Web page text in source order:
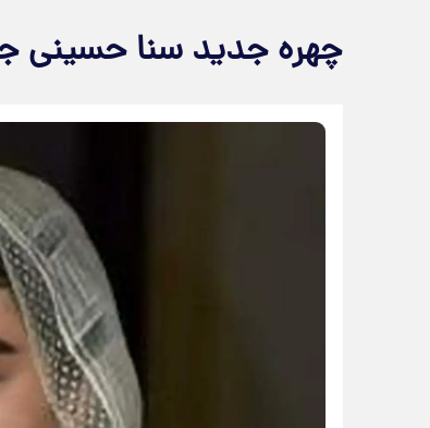
چهره جدید سنا حسینی